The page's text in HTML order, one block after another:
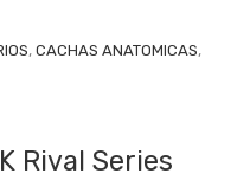
, CACHAS ANATOMICAS,
Rival Series